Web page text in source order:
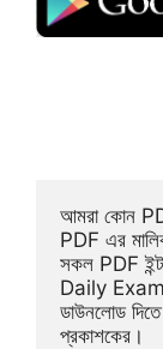
আমরা কোন
PDF এর
সকল PDF
Daily Exam
ডাউনলোড
প্রকাশকের।